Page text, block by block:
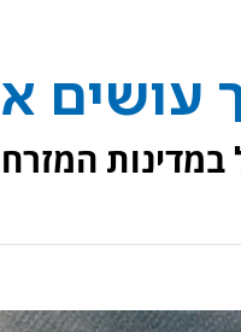
עושים